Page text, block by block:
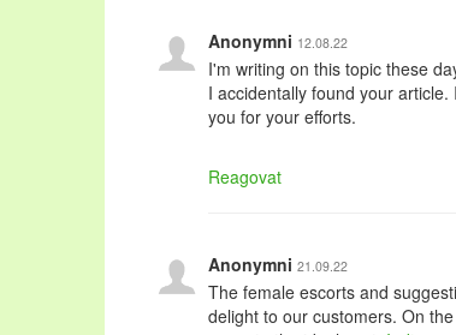
Anonymni 12.08.22
I'm writing on this topic these
I accidentally found your
you for your efforts.
Reagovat
Anonymni 21.09.22
The female escorts and
delight to our customers. On